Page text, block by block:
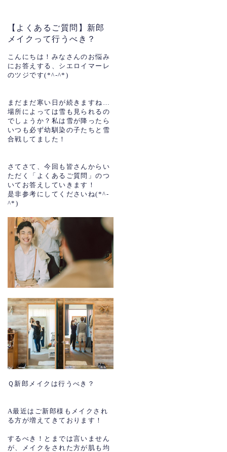
【よくあるご質問】新郎
メイクって行うべき？
こんにちは！みなさんのお悩み
にお答えする、シエロイマーレ
のツジです(*^-^*)
まだまだ寒い日が続きますね…
場所によっては雪も見られるの
でしょうか？私は雪が降ったら
いつも必ず幼馴染の子たちと雪
合戦してました！
さてさて、今回も皆さんからい
ただく「よくあるご質問」のつ
いてお答えしていきます！
是非参考にしてくださいね(*^-
^*)
Ｑ 新郎メイクは行うべき？
A最近はご新郎様もメイクされ
る方が増えてきております！
するべき！とまでは言いません
が、メイクをされた方が肌も均